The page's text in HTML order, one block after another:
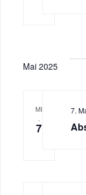
Mai 2025
MI
.
7
7.